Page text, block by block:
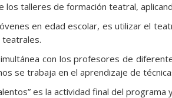
los talleres de formación teatral,
en edad escolar, es utilizar el
teatrales.
con los profesores de
se trabaja en el aprendizaje de
es la actividad final del